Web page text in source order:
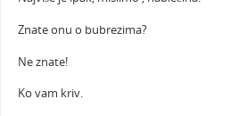
Znate onu o bubrezima?
Ne znate!
Ko vam kriv.